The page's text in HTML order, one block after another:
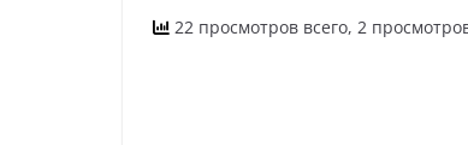
22 просмотров всего, 2